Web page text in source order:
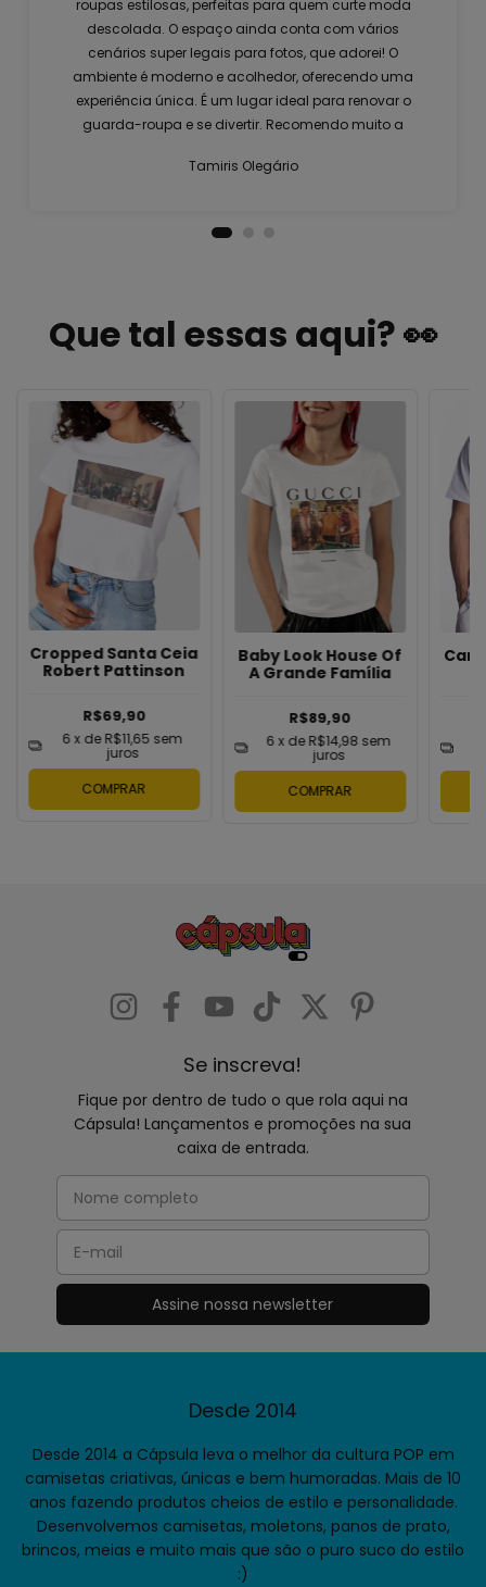
roupas estilosas, perfeitas para quem curte moda
descolada. O espaço ainda conta com vários
cenários super legais para fotos, que adorei! O
ambiente é moderno e acolhedor, oferecendo uma
experiência única. É um lugar ideal para renovar o
guarda-roupa e se divertir. Recomendo muito a
Tamiris Olegário
Que tal essas aqui? 👀
Cropped Santa Ceia
Robert Pattinson
R$69,90
6 x deR$11,65 sem
juros
COMPRAR
Baby Look House Of
A Grande Família
R$89,90
6 x deR$14,98 sem
juros
COMPRAR
Se inscreva!
Fique por dentro de tudo o que rola aqui na
Cápsula! Lançamentos e promoções na sua
caixa de entrada.
Desde 2014
Desde 2014 a Cápsula leva o melhor da cultura POP em
camisetas criativas, únicas e bem humoradas. Mais de 10
anos fazendo produtos cheios de estilo e personalidade.
Desenvolvemos camisetas, moletons, panos de prato,
brincos, meias e muito mais que são o puro suco do estilo
:)